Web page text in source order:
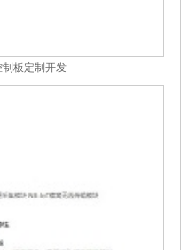
板定制开发